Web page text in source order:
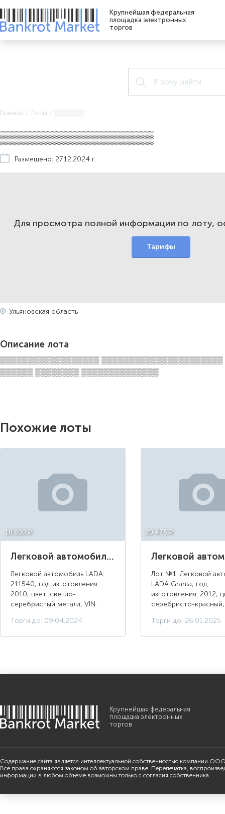
Крупнейшая федеральная
площадка электронных
торгов
Главная / Лоты /
▒▒▒▒▒▒▒▒▒▒▒▒▒▒▒▒▒
Размещено: 27.12.2024 г.
Для просмотра полной информации по лоту,
Тарифы
Ульяновская область
Описание лота
▒▒▒▒▒▒▒▒▒▒▒▒▒▒▒▒▒▒ ▒▒▒▒▒▒▒▒▒▒▒▒▒▒▒▒▒▒▒▒▒▒
▒▒▒▒▒▒ ▒▒▒▒▒▒▒▒ ▒▒▒▒▒▒▒▒▒▒▒▒▒▒
Похожие лоты
10 800 ¤
Легковой автомобиль LADA 211540, 2010 г.в., цвет: светло-серебристый металл, г/н: Е198ВХ76
Легковой автомобиль LADA
211540, год изготовления:
2010, цвет: светло-
серебристый металл, VIN:
МТ 802576, г/н: Е198ВХ76,
модель двигателя: 11183, тип
Торги до: 09.04.2024
20 475 ¤
Лот №1. Легковой
LADA Granta, год
изготовления: 2012,
серебристо-красный,
НР 638495, г/н:
разрешенная
Торги до: 26.01.2025
Крупнейшая федеральная
площадка электронных
торгов
Содержание сайта является интеллектуальной собственностью компании
Все права охраняются законом об авторском праве. Перепечатка,
информации в любом объеме возможны только с согласия собственника.